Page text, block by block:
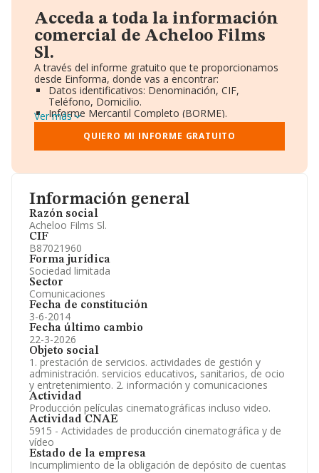
Información general
Razón social
Acheloo Films Sl.
CIF
B87021960
Forma jurídica
Sociedad limitada
Sector
Comunicaciones
Fecha de constitución
3-6-2014
Fecha último cambio
22-3-2026
Objeto social
1. prestación de servicios. actividades de gestión y
administración. servicios educativos, sanitarios, de ocio
y entretenimiento. 2. información y comunicaciones
Actividad
Producción películas cinematográficas incluso video.
Actividad CNAE
5915 - Actividades de producción cinematográfica y de
vídeo
Estado de la empresa
Incumplimiento de la obligación de depósito de cuentas
Acceda a toda la información
comercial de Acheloo Films
Sl.
A través del informe gratuito que te proporcionamos
desde Einforma, donde vas a encontrar:
Datos identificativos: Denominación, CIF,
Teléfono, Domicilio.
Informe Mercantil Completo (BORME).
Gráficos de Evolución Ventas y Empleados.
Consejo de Administración y Administradores.
Directivos y Ejecutivos.
Información oficial y registral complementaria.
Ver más
QUIERO MI INFORME GRATUITO